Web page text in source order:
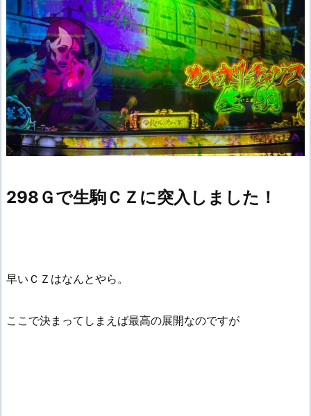
298Ｇで生駒ＣＺに突入しました！
早いＣＺはなんとやら。
ここで決まってしまえば最高の展開なのですが